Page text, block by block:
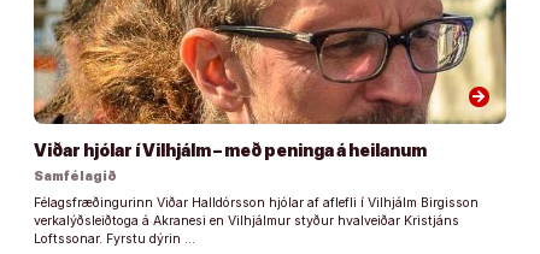
arrow_forward
Viðar hjólar í Vilhjálm – með peninga á heilanum
Samfélagið
Félagsfræðingurinn Viðar Halldórsson hjólar af aflefli í Vilhjálm Birgisson
verkalýðsleiðtoga á Akranesi en Vilhjálmur styður hvalveiðar Kristjáns
Loftssonar. Fyrstu dýrin …